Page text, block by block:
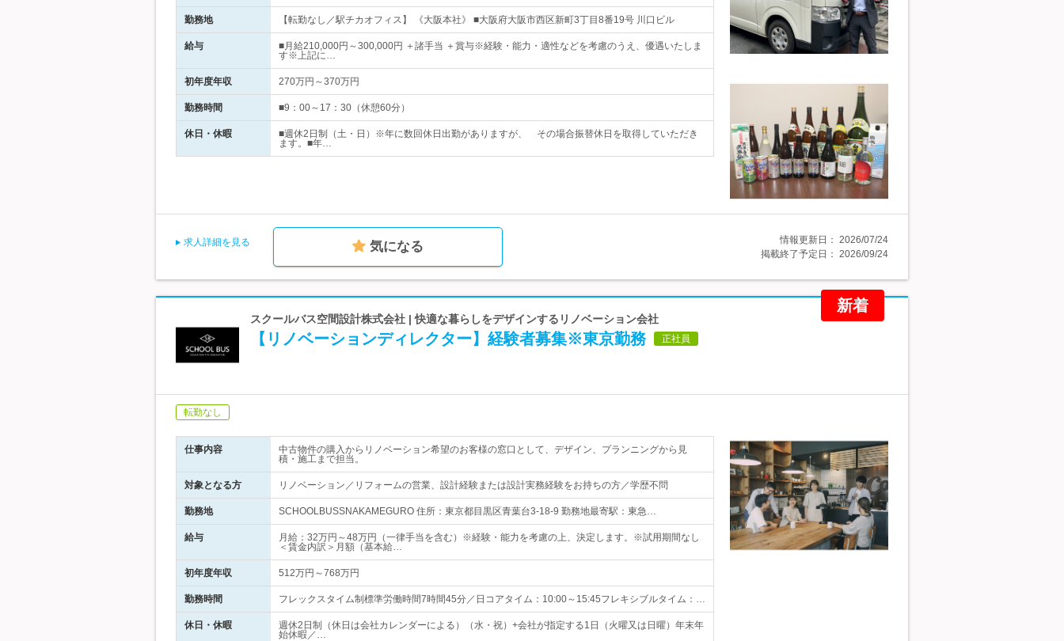
勤務地 【転勤なし／駅チカオフィス】 《大阪本社》 ■大阪府大阪市西区新町3丁目8番19号 川口ビル
給与
■月給210,000円～300,000円 ＋諸手当 ＋賞与※経験・能力・適性などを考慮のうえ、優遇いたしま
す※上記に…
初年度年収 270万円～370万円
勤務時間 ■9：00～17：30（休憩60分）
休日・休暇
■週休2日制（土・日）※年に数回休日出勤がありますが、 その場合振替休日を取得していただき
ます。■年…
求人詳細を見る 気になる 情報更新日： 2026/07/24
掲載終了予定日： 2026/09/24
新着
スクールバス空間設計株式会社 | 快適な暮らしをデザインするリノベーション会社
【リノベーションディレクター】経験者募集※東京勤務 正社員
転勤なし
仕事内容
中古物件の購入からリノベーション希望のお客様の窓口として、デザイン、プランニングから見
積・施工まで担当。
対象となる方 リノベーション／リフォームの営業、設計経験または設計実務経験をお持ちの方／学歴不問
勤務地 SCHOOLBUSSNAKAMEGURO 住所：東京都目黒区青葉台3-18-9 勤務地最寄駅：東急…
給与
月給：32万円～48万円（一律手当を含む）※経験・能力を考慮の上、決定します。※試用期間なし
＜賃金内訳＞月額（基本給…
初年度年収 512万円～768万円
勤務時間 フレックスタイム制標準労働時間7時間45分／日コアタイム：10:00～15:45フレキシブルタイム：…
休日・休暇
週休2日制（休日は会社カレンダーによる）（水・祝）+会社が指定する1日（火曜又は日曜）年末年
始休暇／…